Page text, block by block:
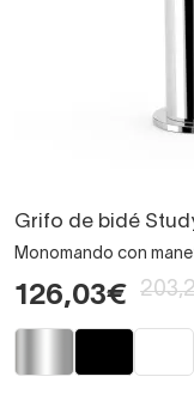
Grifo de bidé
Monomando con
126,03€